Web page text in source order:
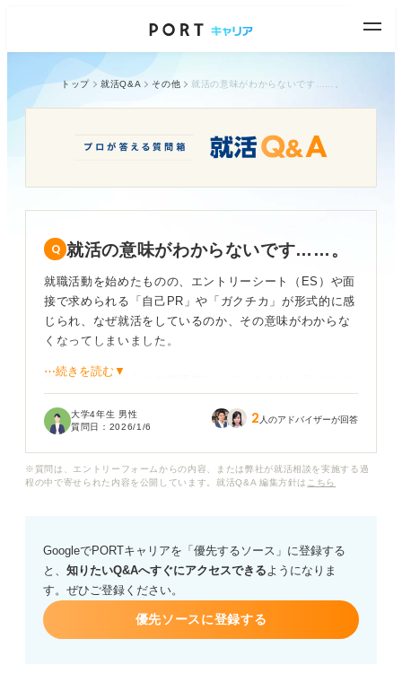
トップ 就活Q&A その他 就活の意味がわからないです……。
就活の意味がわからないです……。
就職活動を始めたものの、エントリーシート（ES）や面
接で求められる「自己PR」や「ガクチカ」が形式的に感
じられ、なぜ就活をしているのか、その意味がわからな
くなってしまいました。
周囲の友人は熱心に企業研究をしていますが、私にはど
何も手につきません。このまま活動を続けても納得のい
らないです。
就活を「意味がない」と感じるおもな原因や、就活に対
する考え方を変えるための視点、そして意味を見出すた
めに今すぐできる具体的な行動についてアドバイスをお
⋯続きを読む▼
大学4年生 男性
質問日： 2026/1/6 2 人のアドバイザーが回答
※質問は、エントリーフォームからの内容、または弊社が就活相談を実施する過
程の中で寄せられた内容を公開しています。就活Q&A 編集方針は こちら
GoogleでPORTキャリアを「優先するソース」に登録する
と、 知りたいQ&Aへすぐにアクセスできるようになりま
す。ぜひご登録ください。
優先ソースに登録する